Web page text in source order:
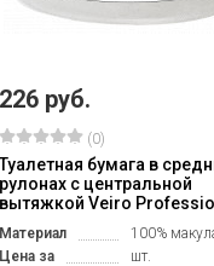
226 руб.
(0)
Туалетная бумага в
рулонах с центральной
вытяжкой Veiro
Материал
100%
Цена за
шт.